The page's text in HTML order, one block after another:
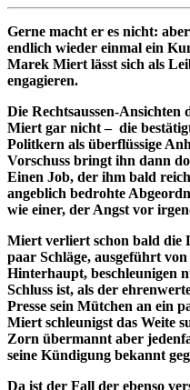
Gerne macht er es nicht:
endlich wieder einmal ein
Marek Miert lässt sich als
engagieren.
Die Rechtsaussen-Ansichten
Miert gar nicht – die
Politkern als überflüssige
Vorschuss bringt ihn dann
Einen Job, der ihm bald
angeblich bedrohte
wie einer, der Angst vor
Miert verliert schon bald die
paar Schläge, ausgeführt
Hinterhaupt, beschleunigen
Schluss ist, als der
Presse sein Mütchen an ein
Miert schleunigst das Weite
Zorn übermannt aber
seine Kündigung bekannt
Da ist der Fall der ebenso